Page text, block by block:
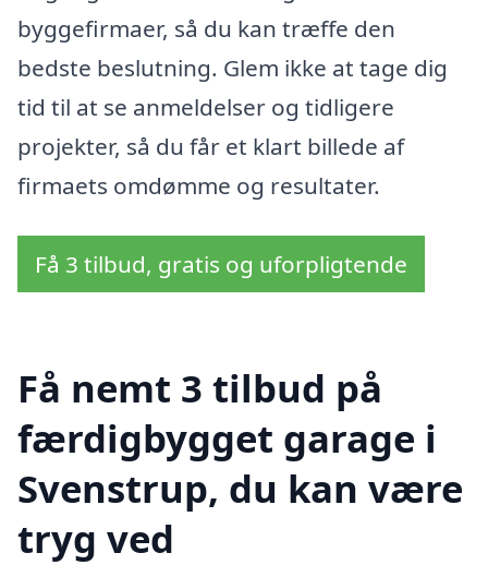
byggefirmaer, så du kan træffe den
bedste beslutning. Glem ikke at tage dig
tid til at se anmeldelser og tidligere
projekter, så du får et klart billede af
firmaets omdømme og resultater.
Få 3 tilbud, gratis og uforpligtende
Få nemt 3 tilbud på
færdigbygget garage i
Svenstrup, du kan være
tryg ved